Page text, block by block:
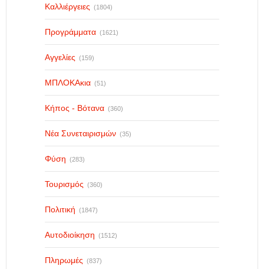
Καλλιέργειες (1804)
Προγράμματα (1621)
Αγγελίες (159)
ΜΠΛΟΚΑκια (51)
Κήπος - Βότανα (360)
Νέα Συνεταιρισμών (35)
Φύση (283)
Τουρισμός (360)
Πολιτική (1847)
Αυτοδιοίκηση (1512)
Πληρωμές (837)